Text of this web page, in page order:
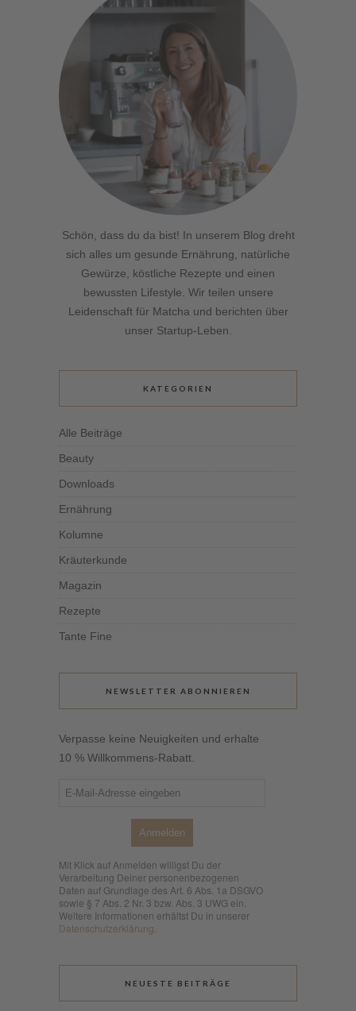
Schön, dass du da bist! In unserem Blog dreht
sich alles um gesunde Ernährung, natürliche
Gewürze, köstliche Rezepte und einen
bewussten Lifestyle. Wir teilen unsere
Leidenschaft für Matcha und berichten über
unser Startup-Leben.
KATEGORIEN
Alle Beiträge
Beauty
Downloads
Ernährung
Kolumne
Kräuterkunde
Magazin
Rezepte
Tante Fine
NEWSLETTER ABONNIEREN
Verpasse keine Neuigkeiten und erhalte
10 % Willkommens-Rabatt.
Anmelden
Mit Klick auf Anmelden willigst Du der
Verarbeitung Deiner personenbezogenen
Daten auf Grundlage des Art. 6 Abs. 1a DSGVO
sowie § 7 Abs. 2 Nr. 3 bzw. Abs. 3 UWG ein.
Weitere Informationen erhältst Du in unserer
Datenschutzerklärung
NEUESTE BEITRÄGE